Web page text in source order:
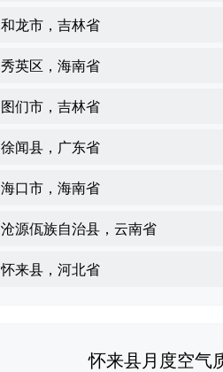
和龙市，吉林省
秀英区，海南省
图们市，吉林省
徐闻县，广东省
海口市，海南省
沧源佤族自治县，云南省
怀来县，河北省
怀来县月度空气